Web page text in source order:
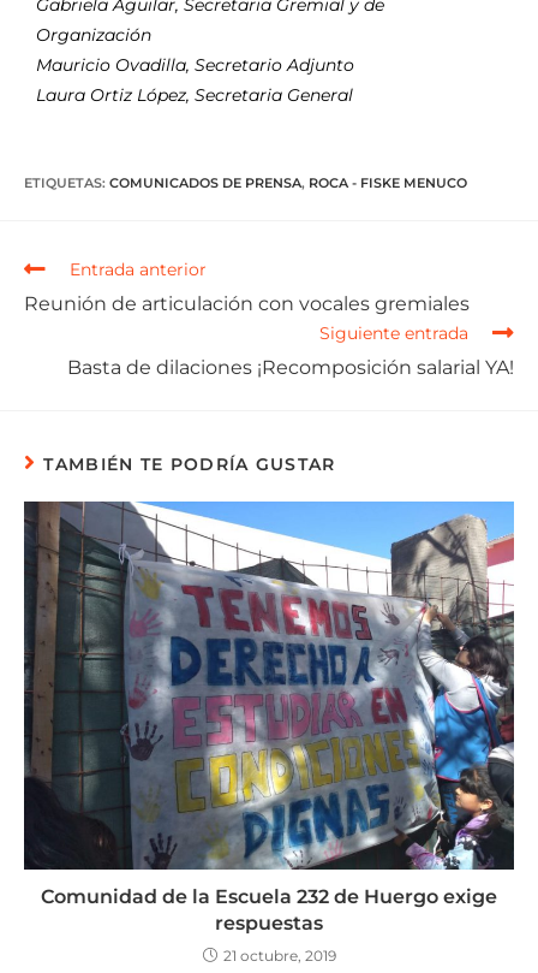
Gabriela Aguilar, Secretaria Gremial y de
Organización
Mauricio Ovadilla, Secretario Adjunto
Laura Ortiz López, Secretaria General
ETIQUETAS: COMUNICADOS DE PRENSA, ROCA - FISKE MENUCO
Entrada anterior
Reunión de articulación con vocales gremiales
Siguiente entrada
Basta de dilaciones ¡Recomposición salarial YA!
TAMBIÉN TE PODRÍA GUSTAR
Comunidad de la Escuela 232 de Huergo exige
respuestas
21 octubre, 2019